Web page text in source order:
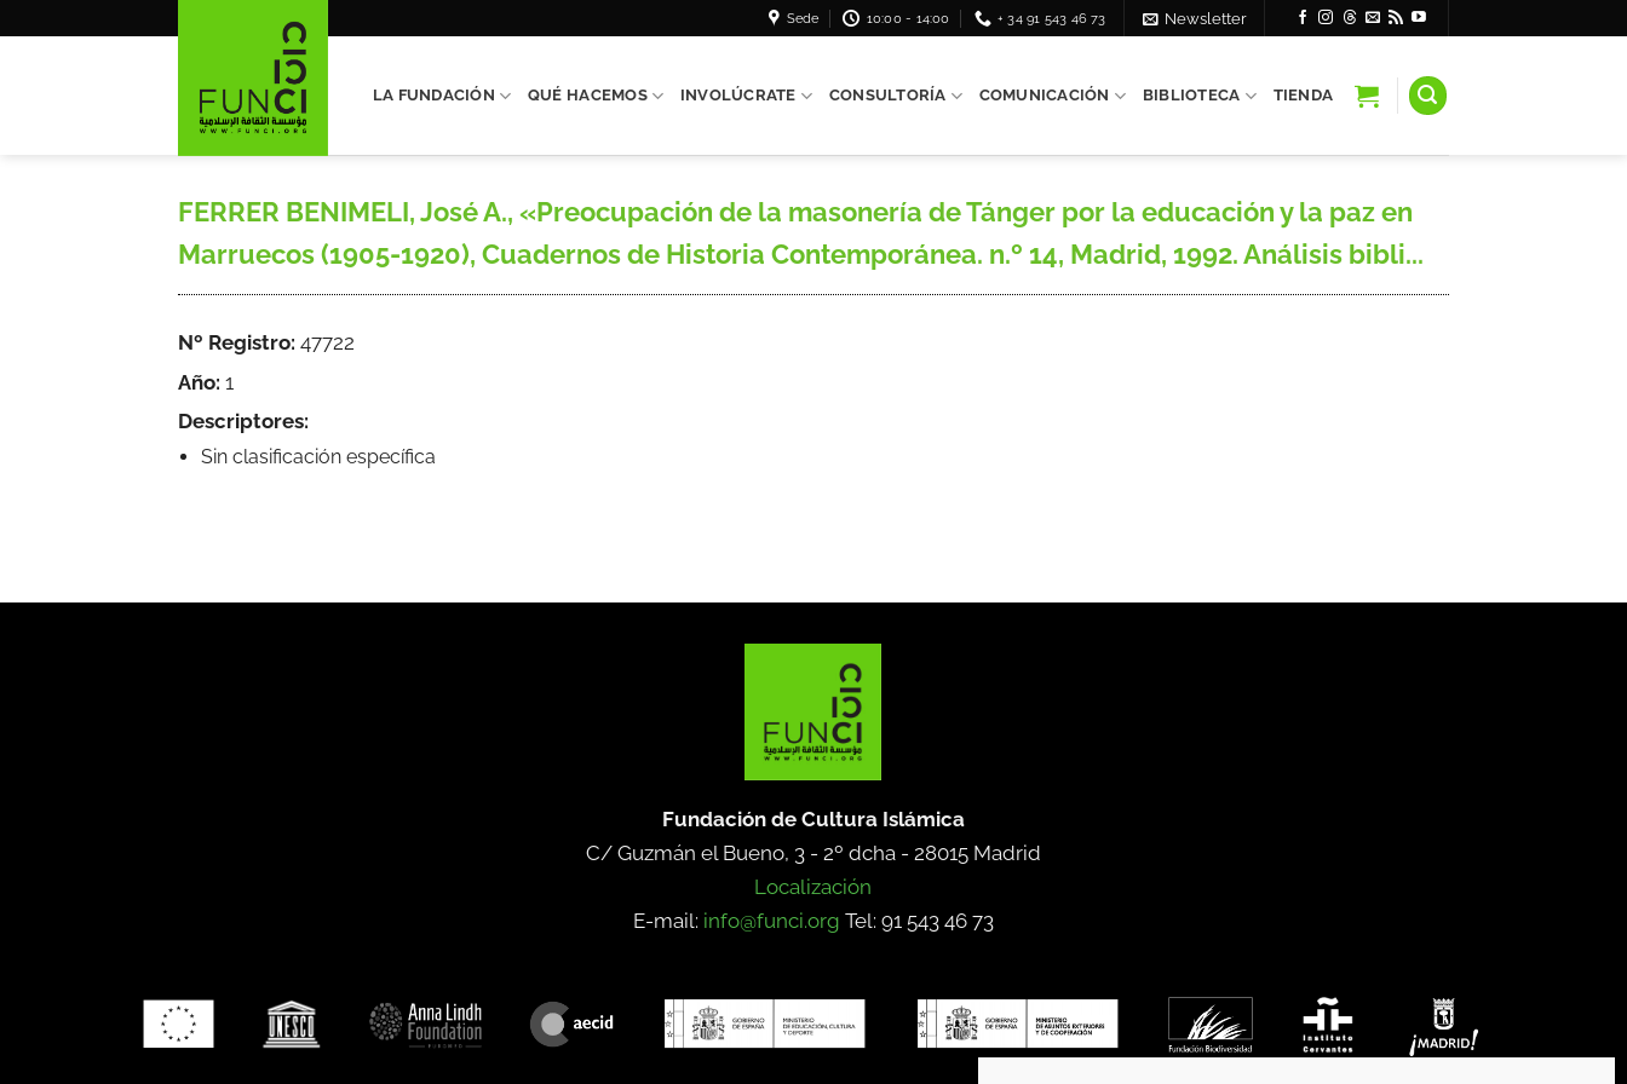
Sede 10:00 - 14:00 + 34 91 543 46 73 Newsletter
LA FUNDACIÓN QUÉ HACEMOS INVOLÚCRATE CONSULTORÍA COMUNICACIÓN BIBLIOTECA TIENDA
FERRER BENIMELI, José A., «Preocupación de la masonería de Tánger por la educación y la paz en
Marruecos (1905-1920), Cuadernos de Historia Contemporánea. n.º 14, Madrid, 1992. Análisis bibli...
Nº Registro: 47722
Año: 1
Descriptores:
Sin clasificación específica
Fundación de Cultura Islámica
C/ Guzmán el Bueno, 3 - 2º dcha - 28015 Madrid
Localización
E-mail: info@funci.org Tel: 91 543 46 73